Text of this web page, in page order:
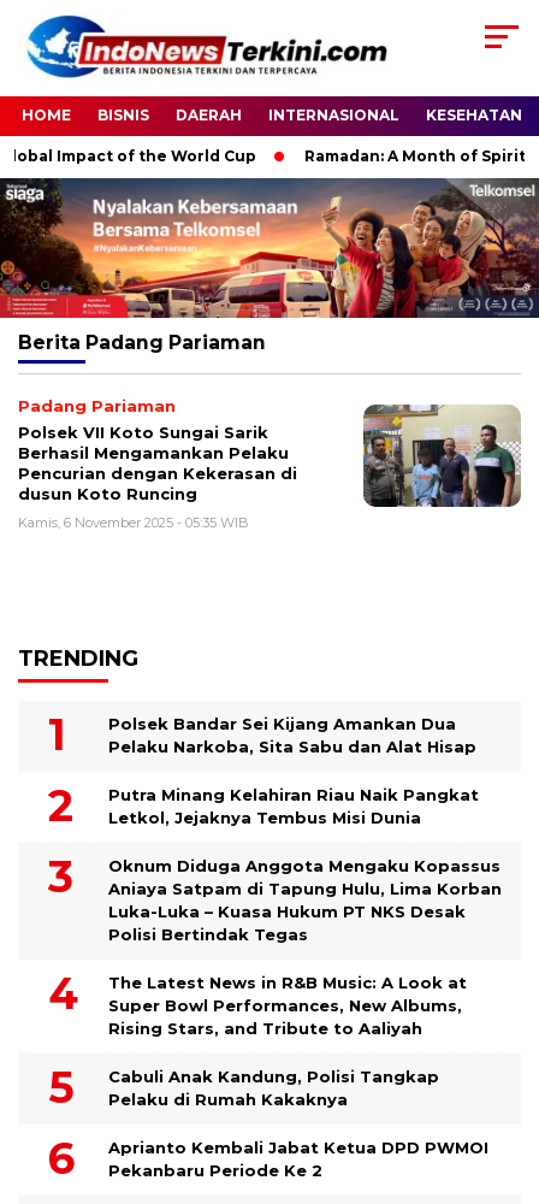
HOME BISNIS DAERAH INTERNASIONAL KESEHATAN
Impact of the World Cup Ramadan: A Month of
Berita Padang Pariaman
Padang Pariaman
Polsek VII Koto Sungai Sarik
Berhasil Mengamankan Pelaku
Pencurian dengan Kekerasan di
dusun Koto Runcing
Kamis, 6 November 2025 - 05:35 WIB
TRENDING
Polsek Bandar Sei Kijang Amankan Dua
Pelaku Narkoba, Sita Sabu dan Alat Hisap
Putra Minang Kelahiran Riau Naik Pangkat
Letkol, Jejaknya Tembus Misi Dunia
Oknum Diduga Anggota Mengaku Kopassus
Aniaya Satpam di Tapung Hulu, Lima Korban
Luka-Luka – Kuasa Hukum PT NKS Desak
Polisi Bertindak Tegas
The Latest News in R&B Music: A Look at
Super Bowl Performances, New Albums,
Rising Stars, and Tribute to Aaliyah
Cabuli Anak Kandung, Polisi Tangkap
Pelaku di Rumah Kakaknya
Aprianto Kembali Jabat Ketua DPD PWMOI
Pekanbaru Periode Ke 2